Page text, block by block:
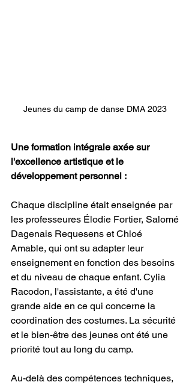
Jeunes du camp de danse DMA 2023
Une formation intégrale axée sur
l'excellence artistique et le
développement personnel :
Chaque discipline était enseignée par
les professeures Élodie Fortier, Salomé
Dagenais Requesens et Chloé
Amable, qui ont su adapter leur
enseignement en fonction des besoins
et du niveau de chaque enfant. Cylia
Racodon, l'assistante, a été d'une
grande aide en ce qui concerne la
coordination des costumes. La sécurité
et le bien-être des jeunes ont été une
priorité tout au long du camp.
Au-delà des compétences techniques,